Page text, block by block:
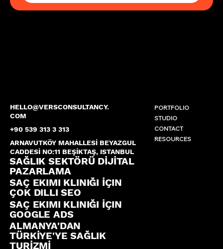
HELLO@VERSCONSULTANCY.
COM
+90 539 313 3 313
ARNAVUTKÖY MAHALLESİ BEYAZGUL
CADDESİ NO:11 BEŞİKTAŞ, ISTANBUL
SAĞLIK SEKTÖRÜ DİJİTAL
PAZARLAMA
SAÇ EKIMI KLINIĞI İÇIN
ÇOK DILLI SEO
SAÇ EKIMI KLINIĞI İÇIN
GOOGLE ADS
ALMANYA'DAN
TÜRKİYE'YE SAĞLIK
TURİZMİ
PORTFOLIO
STUDIO
CONTACT
RESOURCES